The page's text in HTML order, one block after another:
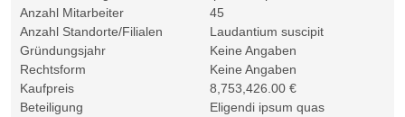
Anzahl Mitarbeiter
45
Anzahl Standorte/Filialen
Laudantium suscipit
Gründungsjahr
Keine Angaben
Rechtsform
Keine Angaben
Kaufpreis
8,753,426.00 €
Beteiligung
Eligendi ipsum quas